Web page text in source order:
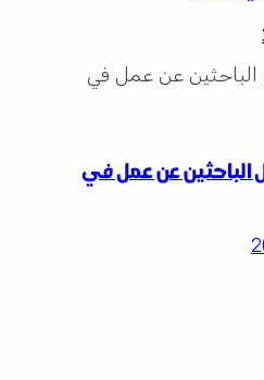
الباحثين عن عمل في